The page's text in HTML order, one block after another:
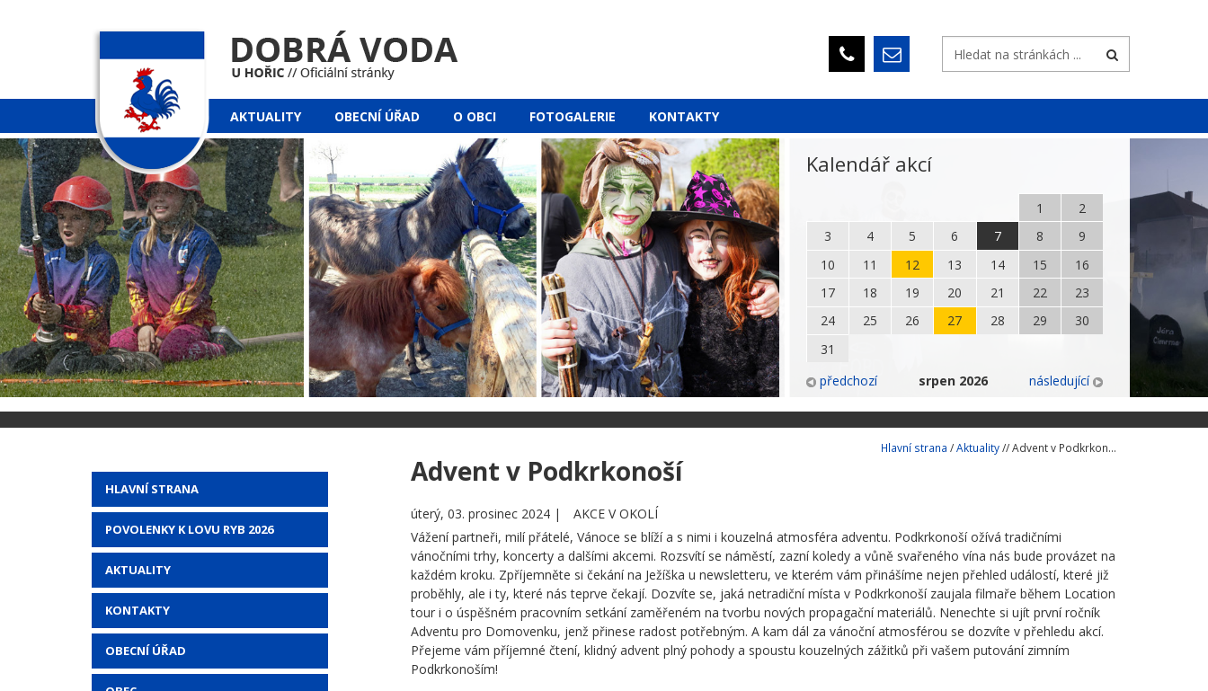
AKTUALITY OBECNÍ ÚŘAD O OBCI FOTOGALERIE KONTAKTY
Kalendář akcí
1
2
3
4 5 6 7 8
9
10
11 12 13 14 15
16
17
18 19 20 21 22
23
24
25 26 27 28 29
30
31
předchozí
srpen 2026 následující
HLAVNÍ STRANA
POVOLENKY K LOVU RYB 2026
AKTUALITY
KONTAKTY
OBECNÍ ÚŘAD
Hlavní strana /Aktuality// Advent v Podkrkon...
Advent v Podkrkonoší
úterý, 03. prosinec 2024 |
AKCE V OKOLÍ
Vážení partneři, milí přátelé, Vánoce se blíží a s nimi i kouzelná atmosféra adventu. Podkrkonoší ožívá tradičními
vánočními trhy, koncerty a dalšími akcemi. Rozsvítí se náměstí, zazní koledy a vůně svařeného vína nás bude provázet na
každém kroku. Zpříjemněte si čekání na Ježíška u newsletteru, ve kterém vám přinášíme nejen přehled událostí, které již
proběhly, ale i ty, které nás teprve čekají. Dozvíte se, jaká netradiční místa v Podkrkonoší zaujala filmaře během Location
tour i o úspěšném pracovním setkání zaměřeném na tvorbu nových propagační materiálů. Nenechte si ujít první ročník
Adventu pro Domovenku, jenž přinese radost potřebným. A kam dál za vánoční atmosférou se dozvíte v přehledu akcí.
Přejeme vám příjemné čtení, klidný advent plný pohody a spoustu kouzelných zážitků při vašem putování zimním
Podkrkonoším!